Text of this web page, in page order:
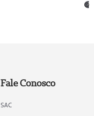
Fale Conosco
SAC